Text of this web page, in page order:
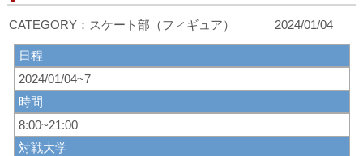
CATEGORY：スケート部（フィギュア） 2024/01/04
日程
2024/01/04~7
時間
8:00~21:00
対戦大学